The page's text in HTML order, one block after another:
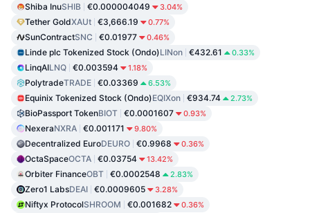
Shiba InuSHIB €0.000004049 3.04%
Tether GoldXAUt €3,666.19 0.77%
SunContractSNC €0.01977 0.46%
Linde plc Tokenized Stock (Ondo)LINon €432.61 0.33%
LinqAILNQ €0.003594 1.18%
PolytradeTRADE €0.03369 6.53%
Equinix Tokenized Stock (Ondo)EQIXon €934.74 2.73%
BioPassport TokenBIOT €0.0001607 0.93%
NexeraNXRA €0.001171 9.80%
Decentralized EuroDEURO €0.9968 0.36%
OctaSpaceOCTA €0.03754 13.42%
Orbiter FinanceOBT €0.0002548 2.83%
Zero1 LabsDEAI €0.0009605 3.28%
Niftyx ProtocolSHROOM €0.001682 0.36%